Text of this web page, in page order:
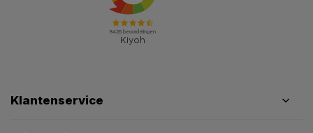
Klantenservice